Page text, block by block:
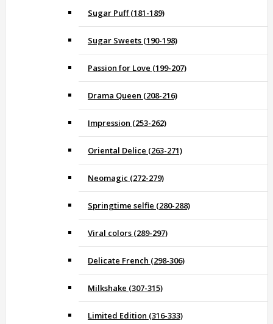
Sugar Puff (181-189)
Sugar Sweets (190-198)
Passion for Love (199-207)
Drama Queen (208-216)
Impression (253-262)
Oriental Delice (263-271)
Neomagic (272-279)
Springtime selfie (280-288)
Viral colors (289-297)
Delicate French (298-306)
Milkshake (307-315)
Limited Edition (316-333)